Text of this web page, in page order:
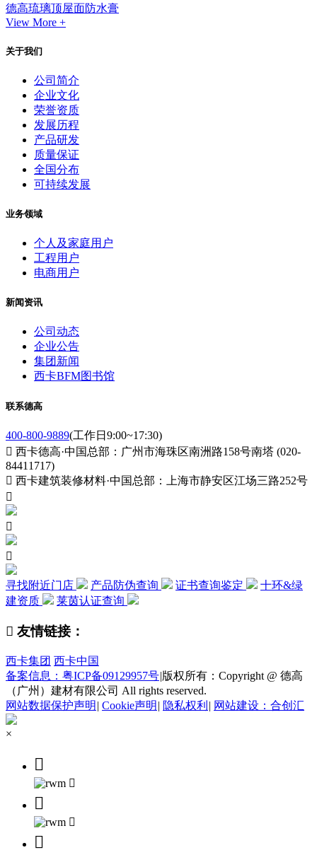
德高琉璃顶屋面防水膏
View More +
关于我们
公司简介
企业文化
荣誉资质
发展历程
产品研发
质量保证
全国分布
可持续发展
业务领域
个人及家庭用户
工程用户
电商用户
新闻资讯
公司动态
企业公告
集团新闻
西卡BFM图书馆
联系德高
400-800-9889(工作日9:00~17:30)
 西卡德高·中国总部：广州市海珠区南洲路158号南塔 (020-
84411717)
 西卡建筑装修材料·中国总部：上海市静安区江场三路252号



寻找附近门店 产品防伪查询 证书查询鉴定
十环&绿
建资质
莱茵认证查询
 友情链接：
西卡集团 西卡中国
备案信息：粤ICP备09129957号|版权所有：Copyright @ 德高
（广州）建材有限公司 All rights reserved.
网站数据保护声明 | Cookie声明 | 隐私权利 | 网站建设：合创汇
×




